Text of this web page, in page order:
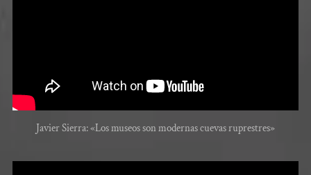
Javier Sierra: «Los museos son modernas cuevas ruprestres»